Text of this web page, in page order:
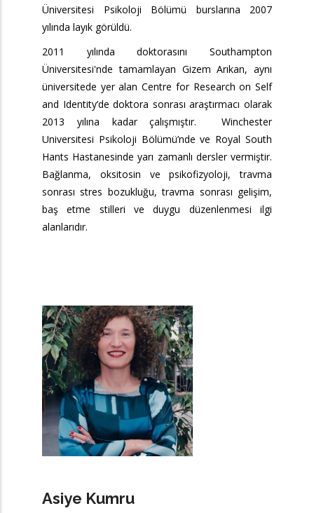
Üniversitesi Psikoloji Bölümü burslarına 2007
yılında layık görüldü.
2011 yılında doktorasını Southampton
Üniversitesi'nde tamamlayan Gizem Arıkan, aynı
üniversitede yer alan Centre for Research on Self
and Identity’de doktora sonrası araştırmacı olarak
2013 yılına kadar çalışmıştır. Winchester
Universitesi Psikoloji Bölümü’nde ve Royal South
Hants Hastanesinde yarı zamanlı dersler vermiştir.
Bağlanma, oksitosin ve psikofizyoloji, travma
sonrası stres bozukluğu, travma sonrası gelişim,
baş etme stilleri ve duygu düzenlenmesi ilgi
alanlarıdır.
Asiye Kumru